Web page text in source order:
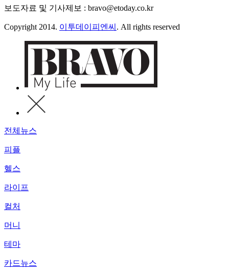
보도자료 및 기사제보 : bravo@etoday.co.kr
Copyright 2014. 이투데이피엔씨 . All rights reserved
전체뉴스
피플
헬스
라이프
컬처
머니
테마
카드뉴스